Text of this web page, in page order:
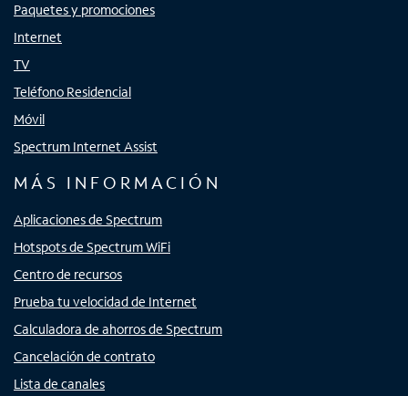
Paquetes y promociones
Internet
TV
Teléfono Residencial
Móvil
Spectrum Internet Assist
MÁS INFORMACIÓN
Aplicaciones de Spectrum
Hotspots de Spectrum WiFi
Centro de recursos
Prueba tu velocidad de Internet
Calculadora de ahorros de Spectrum
Cancelación de contrato
Lista de canales